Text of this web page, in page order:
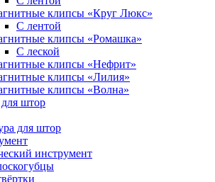
клипсы «Круг Люкс»
С лентой
клипсы «Ромашка»
С леской
клипсы «Нефрит»
клипсы «Лилия»
клипсы «Волна»
штор
для штор
инструмент